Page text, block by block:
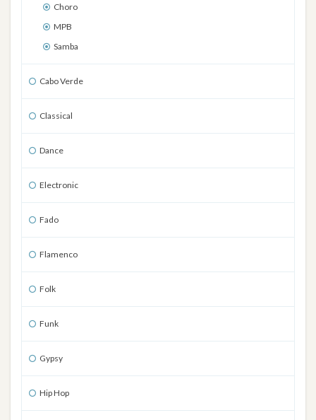
Choro
MPB
Samba
Cabo Verde
Classical
Dance
Electronic
Fado
Flamenco
Folk
Funk
Gypsy
Hip Hop